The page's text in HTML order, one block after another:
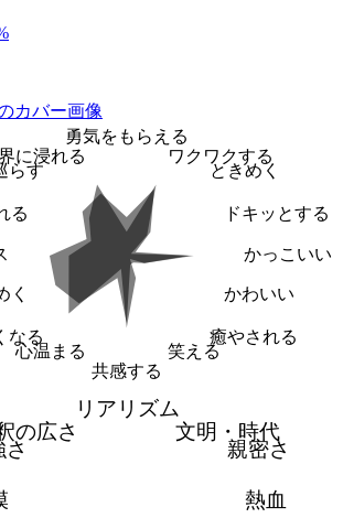
勇気をもらえる
ワクワクする
ときめく
ドキッとする
かっこいい
かわいい
癒やされる
笑える
共感する
心温まる
なる
く
る
らす
に浸れる
リアリズム
文明・時代
親密さ
熱血
の広さ